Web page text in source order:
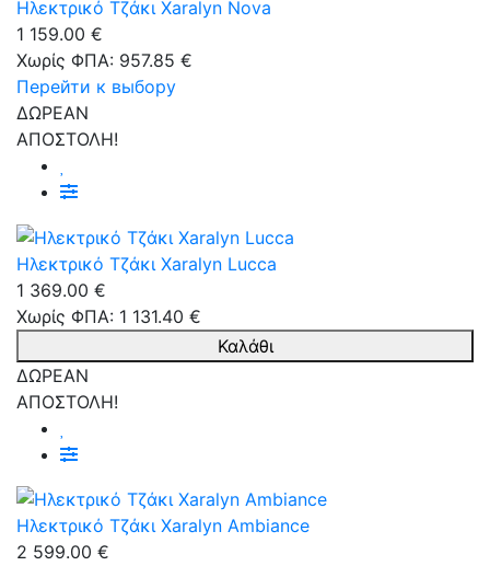
Ηλεκτρικό Τζάκι Xaralyn Nova
1 159.00 €
Χωρίς ΦΠΑ: 957.85 €
Перейти к выбору
ΔΩΡΕΑΝ
ΑΠΟΣΤΟΛΗ!
Ηλεκτρικό Τζάκι Xaralyn Lucca
1 369.00 €
Χωρίς ΦΠΑ: 1 131.40 €
Καλάθι
ΔΩΡΕΑΝ
ΑΠΟΣΤΟΛΗ!
Ηλεκτρικό Τζάκι Xaralyn Ambiance
2 599.00 €